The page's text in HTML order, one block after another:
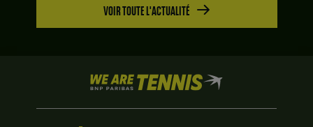
VOIR TOUTE L'ACTUALITÉ
We
are
Tennis